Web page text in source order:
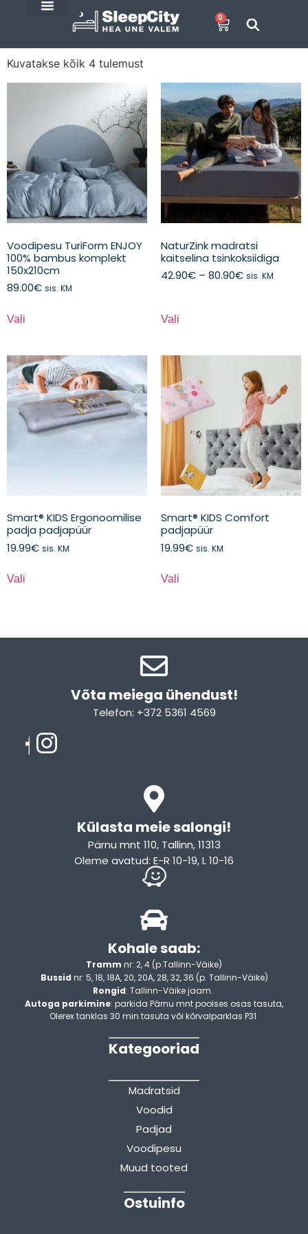
0
Kuvatakse kõik 4 tulemust
Voodipesu TuriForm ENJOY
100% bambus komplekt
150x210cm
89.00€ sis. KM
Vali
NaturZink madratsi
kaitselina tsinkoksiidiga
42.90€ – 80.90€ sis. KM
Vali
Smart® KIDS Ergonoomilise
padja padjapüür
19.99€ sis. KM
Vali
Smart® KIDS Comfort
padjapüür
19.99€ sis. KM
Vali
Võta meiega ühendust!​
Telefon: +372 5361 4569
Külasta meie salongi!
Pärnu mnt 110, Tallinn, 11313
Oleme avatud: E-R 10-19, L 10-16
Kohale saab:
Tramm nr: 2, 4 (p.Tallinn-Väike)
Bussid nr: 5, 18, 18A, 20, 20A, 28, 32, 36 (p. Tallinn-Väike)
Rongid: Tallinn-Väike jaam.
Autoga parkimine: parkida Pärnu mnt poolses osas tasuta,
Olerex tanklas 30 min tasuta või kõrvalparklas P31
Kategooriad
Madratsid
Voodid
Padjad
Voodipesu
Muud tooted
Ostuinfo